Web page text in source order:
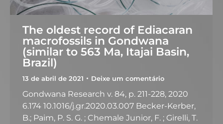
The oldest record of Ediacaran
macrofossils in Gondwana
(similar to 563 Ma, Itajai Basin,
Brazil)
13 de abril de 2021 Deixe um comentário
Gondwana Research v. 84, p. 211-228, 2020
6.174 10.1016/j.gr.2020.03.007 Becker-Kerber,
B.; Paim, P. S. G. ; Chemale Junior, F. ; Girelli, T.